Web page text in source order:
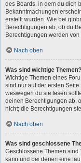
des Boards, in dem du dich
Bekanntmachungen
erstellt wurden. Wie bei
Berechtigungen ab, ob du
Berechtigungen werden
Nach oben
Was sind wichtige Themen?
Wichtige Themen eines
sind nur auf der ersten
weswegen du sie lesen
deinen Berechtigungen ab,
nicht; die Berechtigungen
Nach oben
Was sind geschlossene
Geschlossene Themen sind
kann und bei denen eine